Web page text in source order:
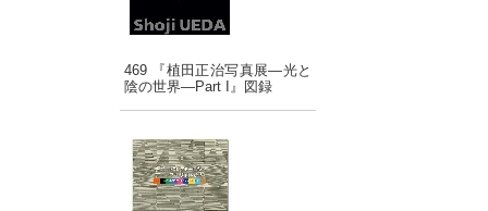
469 『植田正治写真展―光と
陰の世界―Part I』図録